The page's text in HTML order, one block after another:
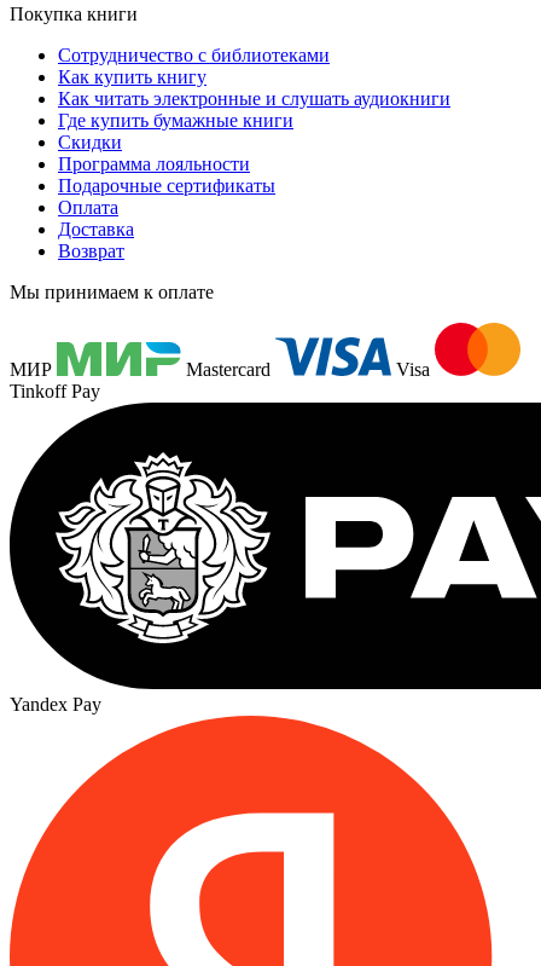
Покупка книги
Сотрудничество с библиотеками
Как купить книгу
Как читать электронные и слушать аудиокниги
Где купить бумажные книги
Скидки
Программа лояльности
Подарочные сертификаты
Оплата
Доставка
Возврат
Мы принимаем к оплате
МИР Mastercard
Visa
Tinkoff Pay
Yandex Pay